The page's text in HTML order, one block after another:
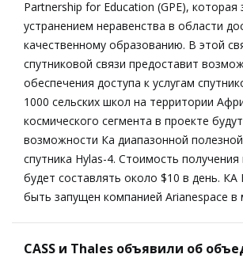
Partnership for Education (GPE), которая
устранением неравенства в области
качественному образованию. В этой
спутниковой связи предоставит
обеспечения доступа к услугам
1000 сельских школ на территории
космического сегмента в проекте
возможности Ка диапазонной полезной
спутника Hylas-4. Стоимость
будет составлять около $10 в день. КА
быть запущен компанией Arianespace в
CASS и Thales объявили об